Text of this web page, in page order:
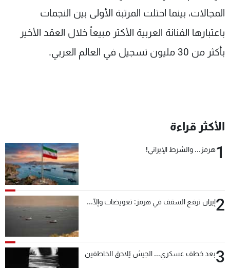
المجالات، بينما احتلت المرتبة الأولى بين النجمات
باعتبارها الفنانة العربية الأكثر مبيعاً خلال العقد الأخير
بأكثر من 30 مليون تسجيل في العالم العربي.
الأكثر قراءة
1هرمز... والشرط الإيراني!
2إيران ترفع السقف في هرمز: تعويضات وإلّا...
3بعد خطف عسكري... الجيش يُلاحق الخاطفين